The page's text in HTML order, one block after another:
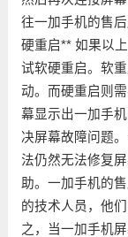
往一加手机的售
硬重启** 如果以
试软硬重启。软
动。而硬重启则
幕显示出一加手
决屏幕故障问题
法仍然无法修复
助。一加手机的
的技术人员，他
之，当一加手机